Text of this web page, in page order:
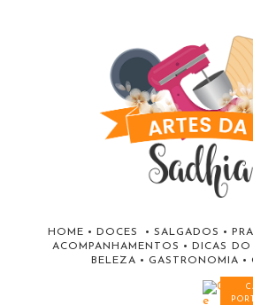
HOME • DOCES • SALGADOS •
ACOMPANHAMENTOS • DICAS DO
BELEZA • GASTRONOMIA •